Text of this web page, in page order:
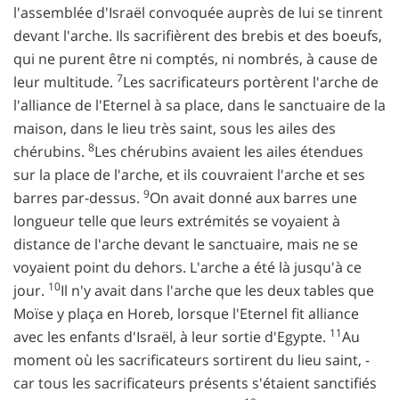
l'assemblée d'Israël convoquée auprès de lui se tinrent
devant l'arche. Ils sacrifièrent des brebis et des boeufs,
qui ne purent être ni comptés, ni nombrés, à cause de
leur multitude. 7Les sacrificateurs portèrent l'arche de
l'alliance de l'Eternel à sa place, dans le sanctuaire de la
maison, dans le lieu très saint, sous les ailes des
chérubins. 8Les chérubins avaient les ailes étendues
sur la place de l'arche, et ils couvraient l'arche et ses
barres par-dessus. 9On avait donné aux barres une
longueur telle que leurs extrémités se voyaient à
distance de l'arche devant le sanctuaire, mais ne se
voyaient point du dehors. L'arche a été là jusqu'à ce
jour. 10Il n'y avait dans l'arche que les deux tables que
Moïse y plaça en Horeb, lorsque l'Eternel fit alliance
avec les enfants d'Israël, à leur sortie d'Egypte. 11Au
moment où les sacrificateurs sortirent du lieu saint, -
car tous les sacrificateurs présents s'étaient sanctifiés